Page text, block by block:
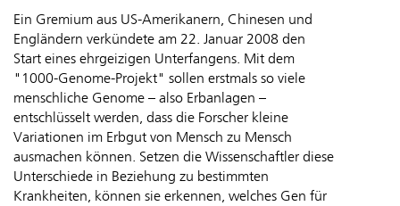
Ein Gremium aus US-Amerikanern, Chinesen und
Engländern verkündete am 22. Januar 2008 den
Start eines ehrgeizigen Unterfangens. Mit dem
"1000-Genome-Projekt" sollen erstmals so viele
menschliche Genome – also Erbanlagen –
entschlüsselt werden, dass die Forscher kleine
Variationen im Erbgut von Mensch zu Mensch
ausmachen können. Setzen die Wissenschaftler diese
Unterschiede in Beziehung zu bestimmten
Krankheiten, können sie erkennen, welches Gen für